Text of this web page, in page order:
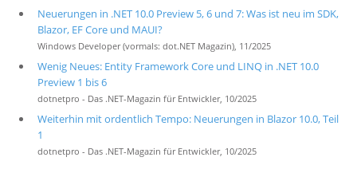
Neuerungen in .NET 10.0 Preview 5, 6 und 7: Was ist neu im SDK,
Blazor, EF Core und MAUI?
Windows Developer (vormals: dot.NET Magazin), 11/2025
Wenig Neues: Entity Framework Core und LINQ in .NET 10.0
Preview 1 bis 6
dotnetpro - Das .NET-Magazin für Entwickler, 10/2025
Weiterhin mit ordentlich Tempo: Neuerungen in Blazor 10.0, Teil
1
dotnetpro - Das .NET-Magazin für Entwickler, 10/2025